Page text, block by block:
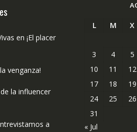
en ¡El placer
venganza!
la influencer
a
L M X
3
4 5
10
11 12
17
18 19
24
25 26
31
« Jul